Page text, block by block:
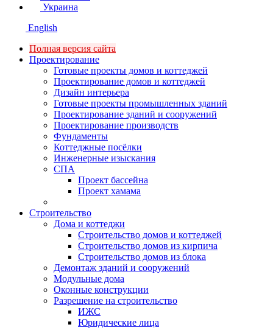
Украина
English
Полная версия сайта
Проектирование
Готовые проекты домов и коттеджей
Проектирование домов и коттеджей
Дизайн интерьера
Готовые проекты промышленных зданий
Проектирование зданий и сооружений
Проектирование производств
Фундаменты
Коттеджные посёлки
Инженерные изыскания
СПА
Проект бассейна
Проект хамама
Строительство
Дома и коттеджи
Строительство домов и коттеджей
Строительство домов из кирпича
Строительство домов из блока
Демонтаж зданий и сооружений
Модульные дома
Оконные конструкции
Разрешение на строительство
ИЖС
Юридические лица